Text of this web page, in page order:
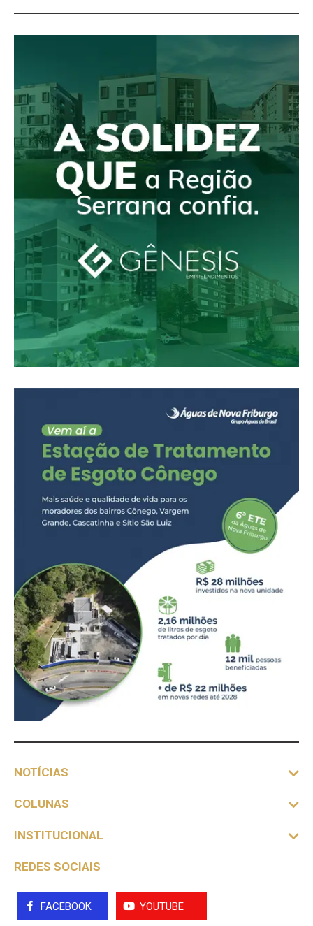
NOTÍCIAS
COLUNAS
INSTITUCIONAL
REDES SOCIAIS
FACEBOOK YOUTUBE